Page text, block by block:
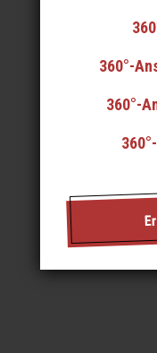
360°-
360°-